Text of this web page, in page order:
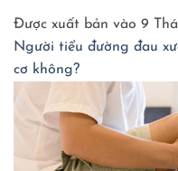
Được xuất bản vào 9
Người tiểu đường đau
cơ không?